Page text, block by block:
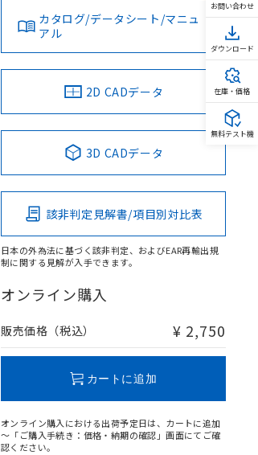
カタログ/データシート/マニュ
アル
2D CADデータ
3D CADデータ
該非判定見解書/項目別対比表
日本の外為法に基づく該非判定、およびEAR再輸出規
制に関する見解が入手できます。
オンライン購入
販売価格（税込） ¥ 2,750
カートに追加
オンライン購入における出荷予定日は、カートに追加
～「ご購入手続き：価格・納期の確認」画面にてご確
認ください。
お問い合わせ
ダウンロード
在庫・価格
無料テスト機